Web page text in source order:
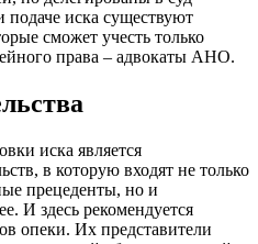
иска существуют
сможет учесть только
права – адвокаты АНО.
иска является
в которую входят не только
прецеденты, но и
И здесь рекомендуется
опеки. Их представители